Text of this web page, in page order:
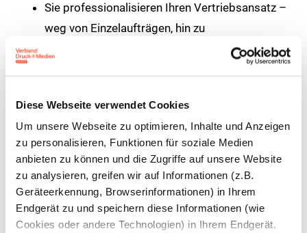
Diese Webseite verwendet Cookies
Um unsere Webseite zu optimieren, Inhalte und Anzeigen
zu personalisieren, Funktionen für soziale Medien
anbieten zu können und die Zugriffe auf unsere Website
zu analysieren, greifen wir auf Informationen (z.B.
Geräteerkennung, Browserinformationen) in Ihrem
Endgerät zu und speichern diese Informationen (wie
Cookies oder andere Technologien) in Ihrem Endgerät.
Sie professionalisieren Ihren Vertriebsansatz –
weg von Einzelaufträgen, hin zu
Kundenprozesse zu verstehen und
mitzusteuern
Sie profitieren vom Austausch mit
Branchenkollegen und praxiserprobten
Beispielen